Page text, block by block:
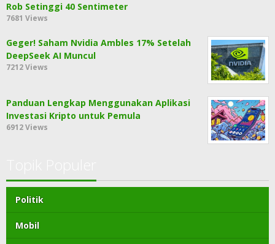
Rob Setinggi 40 Sentimeter
7681 Views
Geger! Saham Nvidia Ambles 17% Setelah
DeepSeek AI Muncul
7212 Views
Panduan Lengkap Menggunakan Aplikasi
Investasi Kripto untuk Pemula
6912 Views
Politik
Mobil